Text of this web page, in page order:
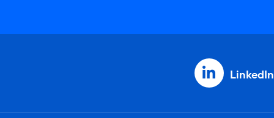
LinkedIn